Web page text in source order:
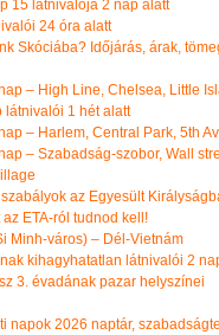
15 látnivalója 2 nap alatt
24 óra alatt
Skóciába? Időjárás, árak,
– High Line, Chelsea, Little
látnivalói 1 hét alatt
– Harlem, Central Park, 5th
– Szabadság-szobor, Wall
az Egyesült
ETA-ról tudnod kell!
Minh-város) – Dél-Vietnám
kihagyhatatlan látnivalói 2
3. évadának pazar helyszínei
napok 2026 naptár,